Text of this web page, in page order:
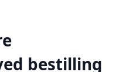
bestilling